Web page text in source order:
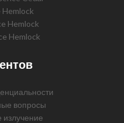
Hemlock
Hemlock
Hemlock
вопросы